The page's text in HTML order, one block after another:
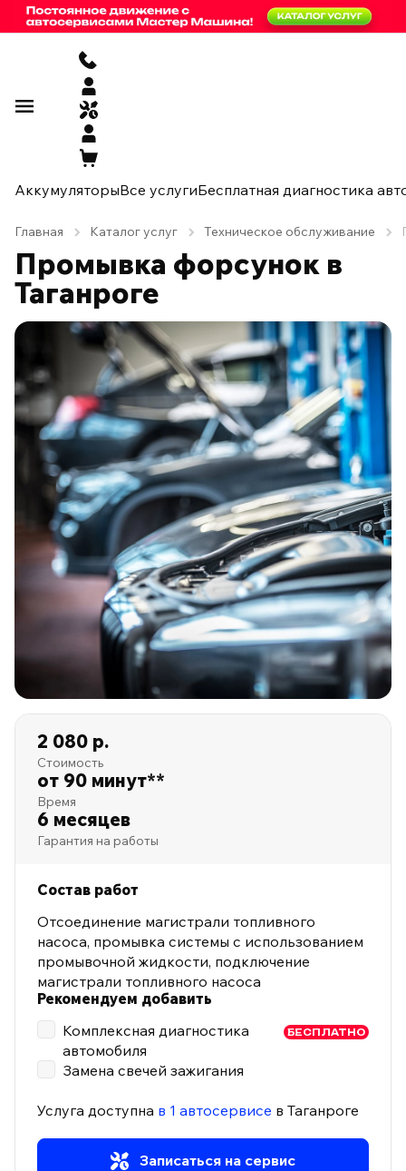
АккумуляторыВсе услугиБесплатная диагностика
Главная Каталог услуг Техническое обслуживание
Промывка форсунок в
Таганроге
2 080 р.
Стоимость
от 90 минут**
Время
6 месяцев
Гарантия на работы
Состав работ
Отсоединение магистрали топливного
насоса, промывка системы с использованием
промывочной жидкости, подключение
магистрали топливного насоса
Рекомендуем добавить
БЕСПЛАТНО
Комплексная диагностика
автомобиля
Замена свечей зажигания
Услуга доступна в 1 автосервисе в Таганроге
Записаться на сервис